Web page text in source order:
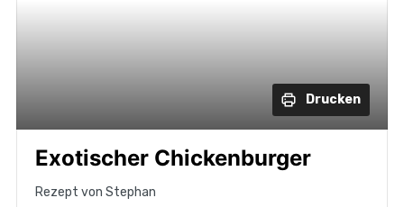
Drucken
Exotischer Chickenburger
Rezept von Stephan